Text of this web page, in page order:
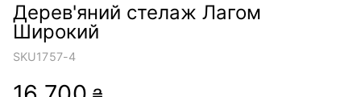
Дерев'яний стелаж Лагом
Широкий
SKU1757-4